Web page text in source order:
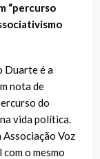
“percurso
Duarte é a
nota de
do
vida política.
Voz
o mesmo